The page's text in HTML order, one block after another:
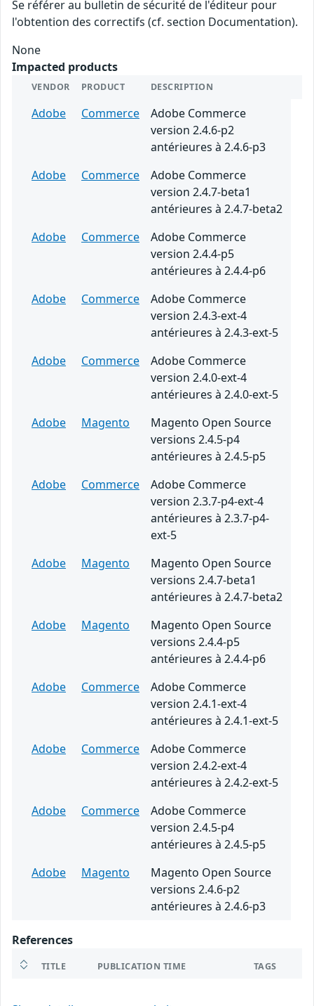
Se référer au bulletin de sécurité de l'éditeur pour
l'obtention des correctifs (cf. section Documentation).
None
Impacted products
VENDOR PRODUCT DESCRIPTION
Adobe Commerce
Adobe Commerce
version 2.4.6-p2
antérieures à 2.4.6-p3
Adobe
Commerce
Adobe Commerce
version 2.4.7-beta1
antérieures à 2.4.7-beta2
Adobe
Commerce
Adobe Commerce
version 2.4.4-p5
antérieures à 2.4.4-p6
Adobe
Commerce
Adobe Commerce
version 2.4.3-ext-4
antérieures à 2.4.3-ext-5
Adobe
Commerce
Adobe Commerce
version 2.4.0-ext-4
antérieures à 2.4.0-ext-5
Adobe
Magento
Magento Open Source
versions 2.4.5-p4
antérieures à 2.4.5-p5
Adobe
Commerce
Adobe Commerce
version 2.3.7-p4-ext-4
antérieures à 2.3.7-p4-
ext-5
Adobe
Magento
Magento Open Source
versions 2.4.7-beta1
antérieures à 2.4.7-beta2
Adobe
Magento
Magento Open Source
versions 2.4.4-p5
antérieures à 2.4.4-p6
Adobe
Commerce
Adobe Commerce
version 2.4.1-ext-4
antérieures à 2.4.1-ext-5
Adobe
Commerce
Adobe Commerce
version 2.4.2-ext-4
antérieures à 2.4.2-ext-5
Adobe
Commerce
Adobe Commerce
version 2.4.5-p4
antérieures à 2.4.5-p5
Adobe
Magento
Magento Open Source
versions 2.4.6-p2
antérieures à 2.4.6-p3
References
TITLE PUBLICATION TIME TAGS